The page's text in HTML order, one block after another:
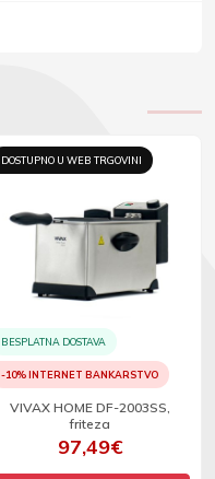
DOSTUPNO U WEB TRGOVINI
BESPLATNA DOSTAVA
-10% INTERNET BANKARSTVO
VIVAX HOME DF-2003SS,
friteza
97,49€